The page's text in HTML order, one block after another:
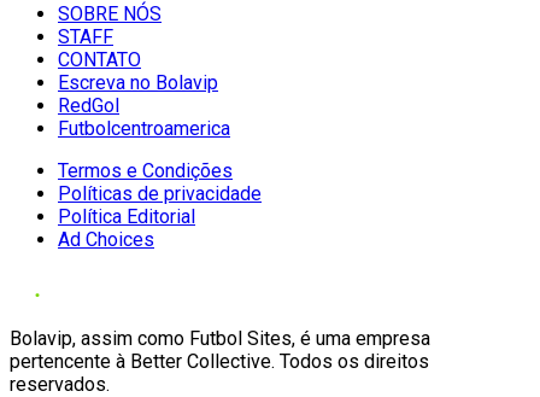
SOBRE NÓS
STAFF
CONTATO
Escreva no Bolavip
RedGol
Futbolcentroamerica
Termos e Condições
Políticas de privacidade
Política Editorial
Ad Choices
Bolavip, assim como Futbol Sites, é uma empresa
pertencente à Better Collective. Todos os direitos
reservados.